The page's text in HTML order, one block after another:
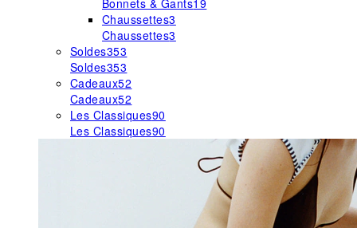
Bonnets & Gants19
Chaussettes3
Chaussettes3
Soldes353
Soldes353
Cadeaux52
Cadeaux52
Les Classiques90
Les Classiques90